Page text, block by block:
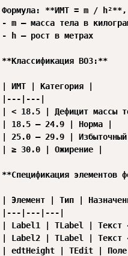
Формула: **ИМТ = m /
- m — масса тела в
- h — рост в метрах
**Классификация ВОЗ:**
| ИМТ | Категория |
|---|---|
| < 18.5 | Дефицит массы
| 18.5 — 24.9 | Норма |
| 25.0 — 29.9 |
| ≥ 30.0 | Ожирение |
**Спецификация элементов
| Элемент | Тип |
|---|---|---|
| Label1 | TLabel | Текст
| Label2 | TLabel | Текст
| edtHeight | TEdit | Поле